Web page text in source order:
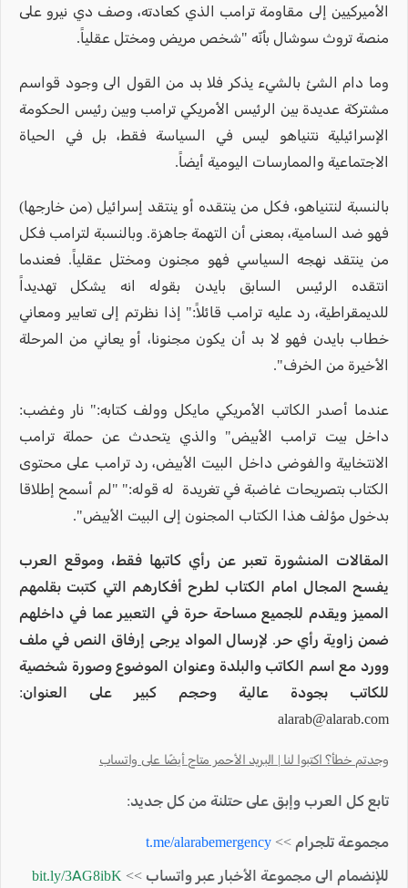
الأميركيين إلى مقاومة ترامب الذي كعادته، وصف دي نيرو على
منصة تروث سوشال بأنّه "شخص مريض ومختل عقلياً.
وما دام الشئ بالشيء يذكر فلا بد من القول الى وجود قواسم
مشتركة عديدة بين الرئيس الأمريكي ترامب وبين رئيس الحكومة
الإسرائيلية نتنياهو ليس في السياسة فقط، بل في الحياة
الاجتماعية والممارسات اليومية أيضاً.
بالنسبة لنتنياهو، فكل من ينتقده أو ينتقد إسرائيل (من خارجها)
فهو ضد السامية، بمعنى أن التهمة جاهزة. وبالنسبة لترامب فكل
من ينتقد نهجه السياسي فهو مجنون ومختل عقلياً. فعندما
انتقده الرئيس السابق بايدن بقوله انه يشكل تهديداً
للديمقراطية، رد عليه ترامب قائلاً:" إذا نظرتم إلى تعابير ومعاني
خطاب بايدن فهو لا بد أن يكون مجنونا، أو يعاني من المرحلة
الأخيرة من الخرف".
عندما أصدر الكاتب الأمريكي مايكل وولف كتابه:" نار وغضب:
داخل بيت ترامب الأبيض" والذي يتحدث عن حملة ترامب
الانتخابية والفوضى داخل البيت الأبيض، رد ترامب على محتوى
الكتاب بتصريحات غاضبة في تغريدة له قوله:" "لم أسمح إطلاقا
بدخول مؤلف هذا الكتاب المجنون إلى البيت الأبيض".
المقالات المنشورة تعبر عن رأي كاتبها فقط، وموقع العرب
يفسح المجال امام الكتاب لطرح أفكارهم التي كتبت بقلمهم
المميز ويقدم للجميع مساحة حرة في التعبير عما في داخلهم
ضمن زاوية رأي حر. لإرسال المواد يرجى إرفاق النص في ملف
وورد مع اسم الكاتب والبلدة وعنوان الموضوع وصورة شخصية
للكاتب بجودة عالية وحجم كبير على العنوان:
alarab@alarab.com
وجدتم خطأ؟ اكتبوا لنا | البريد الأحمر متاح أيضًا على واتساب
تابع كل العرب وإبق على حتلنة من كل جديد:
مجموعة تلجرام >> t.me/alarabemergency
للإنضمام الى مجموعة الأخبار عبر واتساب >> bit.ly/3AG8ibK